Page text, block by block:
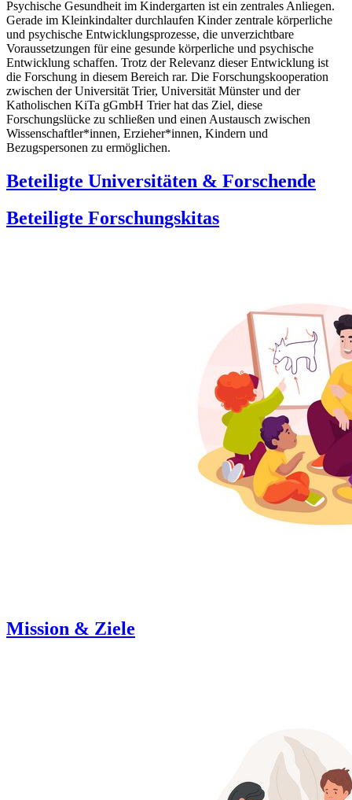
Psychische Gesundheit im Kindergarten ist ein zentrales Anliegen.
Gerade im Kleinkindalter durchlaufen Kinder zentrale körperliche
und psychische Entwicklungsprozesse, die unverzichtbare
Voraussetzungen für eine gesunde körperliche und psychische
Entwicklung schaffen. Trotz der Relevanz dieser Entwicklung ist
die Forschung in diesem Bereich rar. Die Forschungskooperation
zwischen der Universität Trier, Universität Münster und der
Katholischen KiTa gGmbH Trier hat das Ziel, diese
Forschungslücke zu schließen und einen Austausch zwischen
Wissenschaftler*innen, Erzieher*innen, Kindern und
Bezugspersonen zu ermöglichen.
Beteiligte Universitäten & Forschende
Beteiligte Forschungskitas
Mission & Ziele